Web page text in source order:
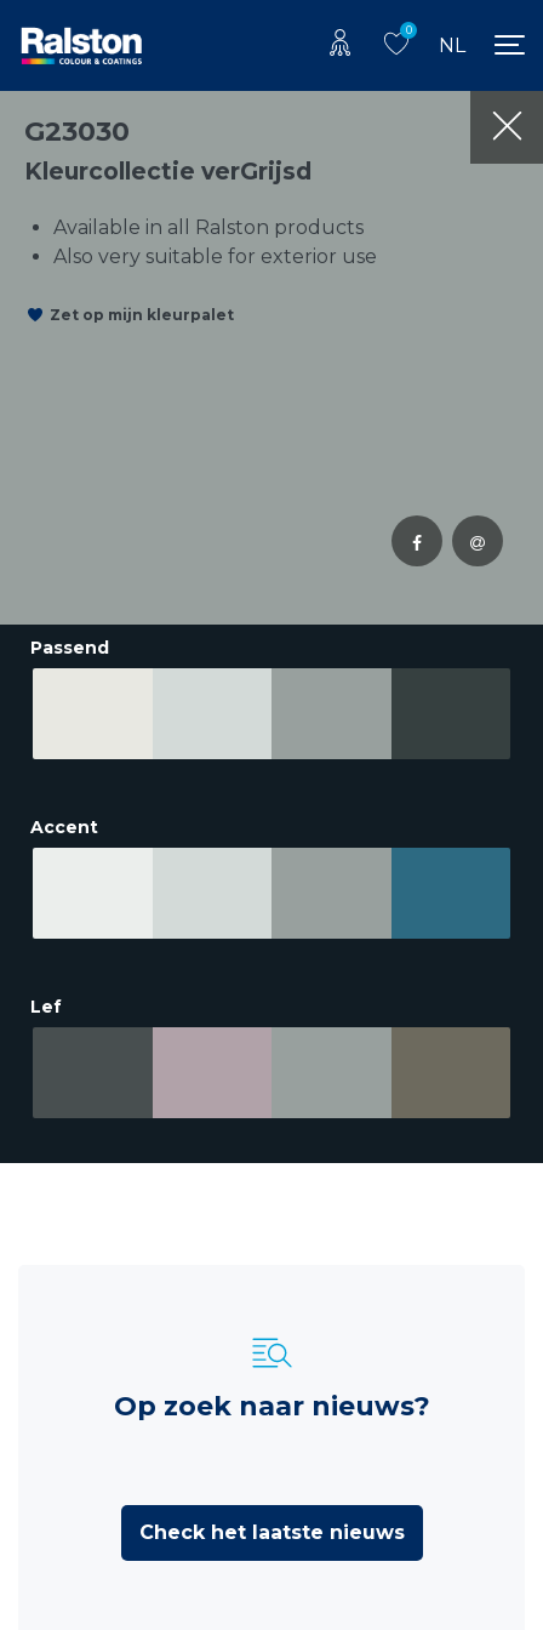
0
NL
G23030
Kleurcollectie verGrijsd
Available in all Ralston products
Also very suitable for exterior use
Zet op mijn kleurpalet
Passend
Accent
Lef
Op zoek naar nieuws?
Check het laatste nieuws